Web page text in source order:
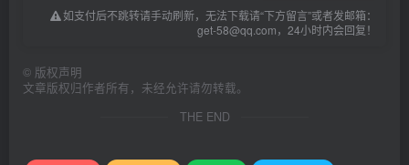
如支付后不跳转请手动刷新，无法下载请“下方留言”或者发邮箱：
get-58@qq.com，24小时内会回复！
© 版权声明
文章版权归作者所有，未经允许请勿转载。
THE END